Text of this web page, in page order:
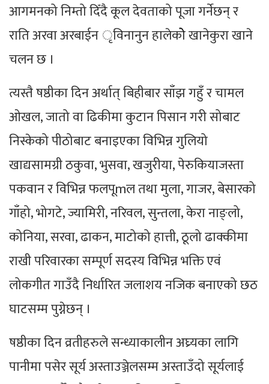
आगमनको निम्तो दिँदै कूल देवताको पूजा गर्नेछन् र
राति अरवा अरबाईन ृविनानुन हालेकोे खानेकुरा खाने
चलन छ ।
त्यस्तै षष्ठीका दिन अर्थात् बिहीबार साँझ गहुँ र चामल
ओखल, जातो वा ढिकीमा कुटान पिसान गरी सोबाट
निस्केको पीठोबाट बनाइएका विभिन्न गुलियो
खाद्यसामग्री ठकुवा, भुसवा, खजुरीया, पेरुकियाजस्ता
पकवान र विभिन्न फलपूmल तथा मुला, गाजर, बेसारको
गाँहो, भोगटे, ज्यामिरी, नरिवल, सुन्तला, केरा नाङ्लो,
कोनिया, सरवा, ढाकन, माटोको हात्ती, ठूलो ढाक्कीमा
राखी परिवारका सम्पूर्ण सदस्य विभिन्न भक्ति एवं
लोकगीत गाउँदै निर्धारित जलाशय नजिक बनाएको छठ
घाटसम्म पुग्नेछन् ।
षष्ठीका दिन व्रतीहरुले सन्ध्याकालीन अघ्र्यका लागि
पानीमा पसेर सूर्य अस्ताउञ्जेलसम्म अस्ताउँदो सूर्यलाई